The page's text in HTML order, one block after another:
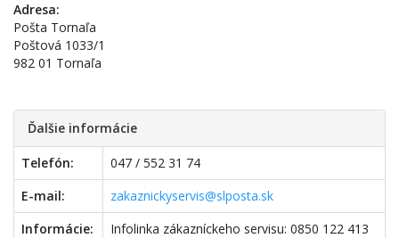
Adresa:
Pošta Tornaľa
Poštová 1033/1
982 01 Tornaľa
Ďalšie informácie
Telefón:
047 / 552 31 74
E-mail:
zakaznickyservis@slposta.sk
Informácie:
Infolinka zákazníckeho servisu: 0850 122 413